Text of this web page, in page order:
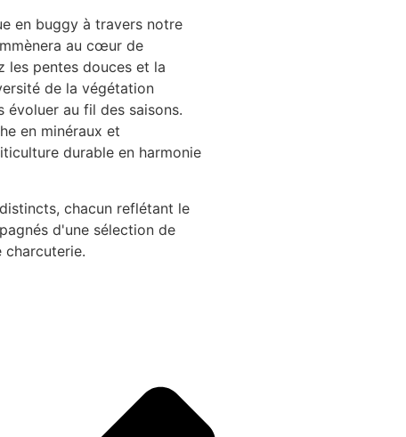
en buggy à travers notre
au cœur de
les pentes douces et la
de la végétation
évoluer au fil des saisons.
en minéraux et
durable en harmonie
chacun reflétant le
d'une sélection de
charcuterie.